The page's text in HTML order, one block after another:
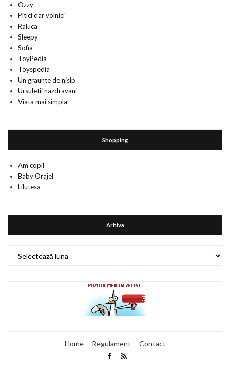
Ozzy
Pitici dar voinici
Raluca
Sleepy
Sofia
ToyPedia
Toyspedia
Un graunte de nisip
Ursuletii nazdravani
Viata mai simpla
Shopping
Am copil
Baby Orajel
Lilutesa
Arhiva
Home Regulament Contact